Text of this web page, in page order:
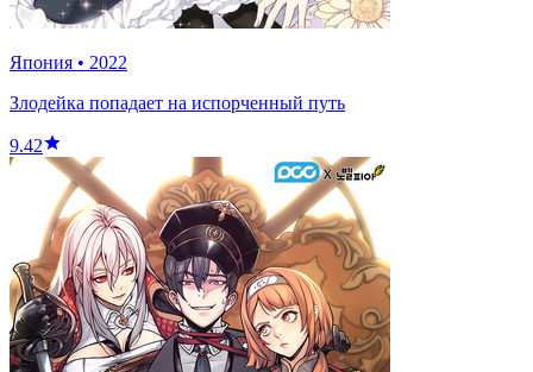
Япония • 2022
Злодейка попадает на испорченный путь
9.42